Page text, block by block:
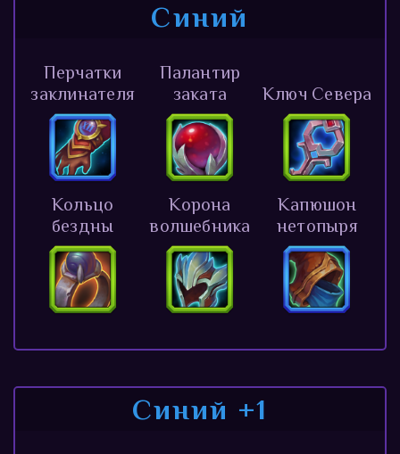
Синий
Перчатки
заклинателя
Палантир
заката
Ключ Севера
Кольцо
бездны
Корона
волшебника
Капюшон
нетопыря
Синий +1